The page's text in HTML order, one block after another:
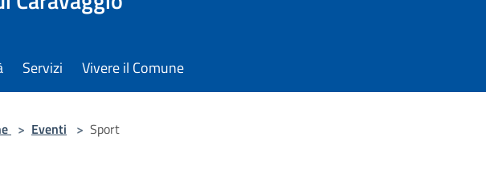
Servizi Vivere il Comune
> Eventi > Sport